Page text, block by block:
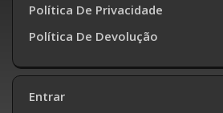
Política De Privacidade
Política De Devolução
Entrar